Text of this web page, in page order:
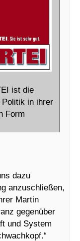
ist die
Politik in ihrer
Form
dazu
anzuschließen,
Martin
gegenüber
und System